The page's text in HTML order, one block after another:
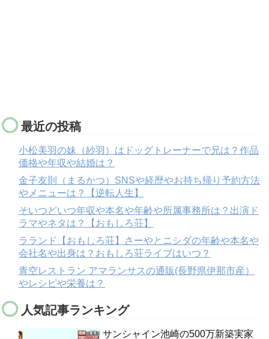
最近の投稿
小松美羽の妹（紗羽）はドッグトレーナーで兄は？作品
価格や年収や結婚は？
金子友則（まるかつ）SNSや経歴やお持ち帰り予約方法
やメニューは？【逆転人生】
そいつどいつ年収や本名や年齢や所属事務所は？出演ド
ラマやネタは？【おもしろ荘】
ラランド【おもしろ荘】さーやとニシダの年齢や本名や
会社名や出身は？おもしろ荘ライブはいつ？
青空レストラン アマランサスの通販(長野県伊那市産）
やレシピや栄養は？
人気記事ランキング
サンシャイン池崎の500万新築実家